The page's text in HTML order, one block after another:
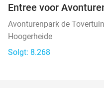
Entree voor
Avonturenpark de Tovertuin
Hoogerheide
Solgt: 8.268